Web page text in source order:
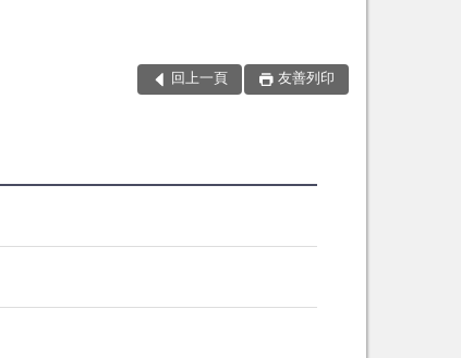
回上一頁 友善列印